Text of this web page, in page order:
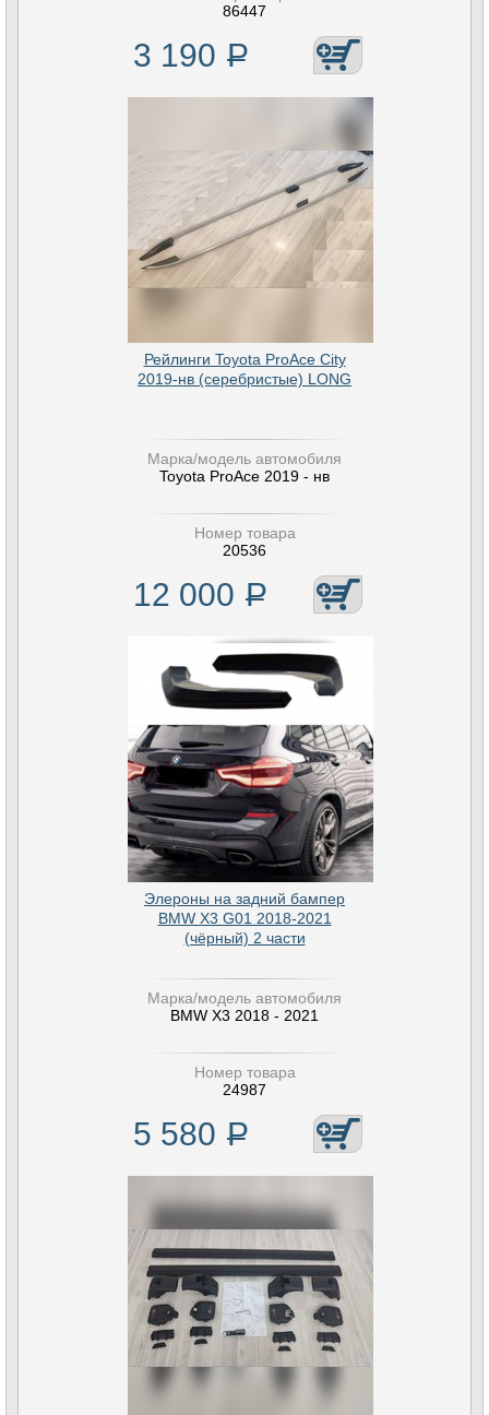
86447
3 190 Р
Рейлинги Toyota ProAce City
2019-нв (серебристые) LONG
Марка/модель автомобиля
Toyota ProAce 2019 - нв
Номер товара
20536
12 000 Р
Элероны на задний бампер
BMW X3 G01 2018-2021
(чёрный) 2 части
Марка/модель автомобиля
BMW X3 2018 - 2021
Номер товара
24987
5 580 Р